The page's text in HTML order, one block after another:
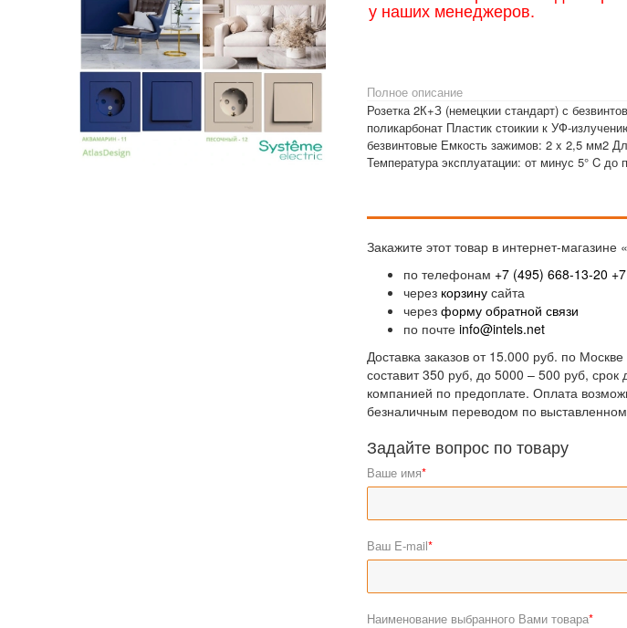
у наших менеджеров.
Полное описание
Розетка 2К+З (немецкии стандарт) с
поликарбонат Пластик стоикии к УФ-
безвинтовые Емкость зажимов: 2 x 2,5 мм2
Температура эксплуатации: от минус 5° C до
Закажите этот товар в интернет-
по телефонам +7 (495) 668-13-20
через корзину сайта
через форму обратной связи
по почте info@intels.net
Доставка заказов от 15.000 руб. по
составит 350 руб, до 5000 – 500 руб,
компанией по предоплате. Оплата
безналичным переводом по
Задайте вопрос по товару
Ваше имя*
Ваш E-mail*
Наименование выбранного Вами товара*